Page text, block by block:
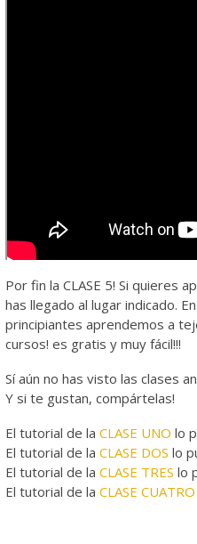
Por fin la CLASE 5! Si quieres
has llegado al lugar indicado.
principiantes aprendemos a
cursos! es gratis y muy fácil!!!
Sí aún no has visto las clases
Y si te gustan, compártelas!
El tutorial de la CLASE UNO lo
El tutorial de la CLASE DOS lo
El tutorial de la CLASE TRES lo
El tutorial de la CLASE CUATRO